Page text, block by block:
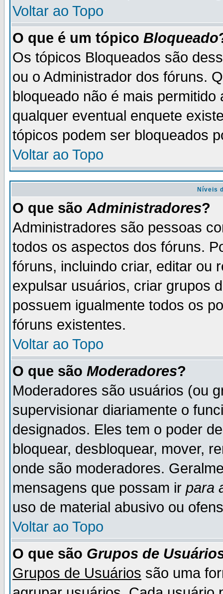
Voltar ao Topo
O que é um tópico Bloqueado
Os tópicos Bloqueados são
ou o Administrador dos fóruns.
bloqueado não é mais
qualquer eventual enquete
tópicos podem ser bloqueados
Voltar ao Topo
Níveis
O que são Administradores?
Administradores são pessoas
todos os aspectos dos fóruns.
fóruns, incluindo criar, editar ou
expulsar usuários, criar grupos
possuem igualmente todos os
fóruns existentes.
Voltar ao Topo
O que são Moderadores?
Moderadores são usuários (ou
supervisionar diariamente o
designados. Eles tem o poder
bloquear, desbloquear, mover,
onde são moderadores.
mensagens que possam ir para
uso de material abusivo ou
Voltar ao Topo
O que são Grupos de
Grupos de Usuários são uma